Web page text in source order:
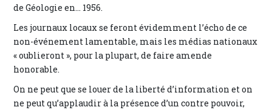
de Géologie en... 1956.
Les journaux locaux se feront évidemment l’écho de ce
non-événement lamentable, mais les médias nationaux
« oublieront », pour la plupart, de faire amende
honorable.
On ne peut que se louer de la liberté d’information et on
ne peut qu’applaudir à la présence d’un contre pouvoir,